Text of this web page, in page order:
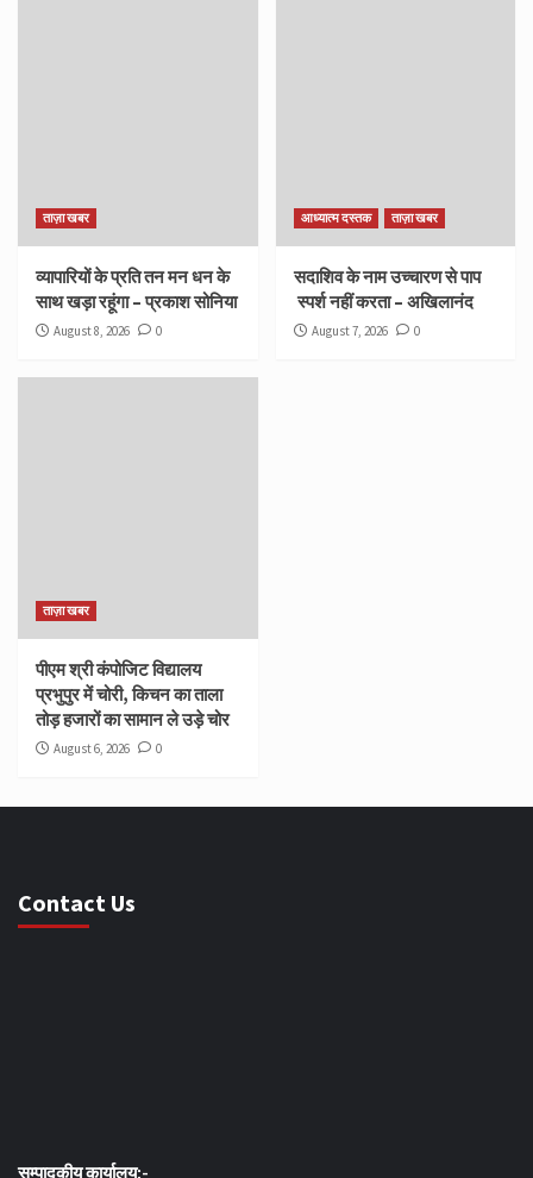
ताज़ा खबर
व्यापारियों के प्रति तन मन धन के
साथ खड़ा रहूंगा – प्रकाश सोनिया
August 8, 2026 0
आध्यात्म दस्तक ताज़ा खबर
सदाशिव के नाम उच्चारण से पाप
स्पर्श नहीं करता – अखिलानंद
August 7, 2026 0
ताज़ा खबर
पीएम श्री कंपोजिट विद्यालय
प्रभुपुर में चोरी, किचन का ताला
तोड़ हजारों का सामान ले उड़े चोर
August 6, 2026 0
Contact Us
सम्पादकीय कार्यालय:-